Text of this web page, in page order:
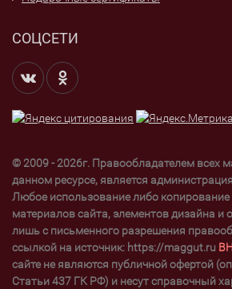
СОЦСЕТИ
© 2009 - 2026г. Правообладателем всех
данном ресурсе, является
Любое использование либо
материалов сайта, элементов дизайна и
лишь с письменного разрешения
ссылкой на источник: https://maggut.ru
сайте не являются публичной офертой
Статьи 437 ГК РФ) и несут справочный